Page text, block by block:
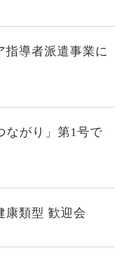
指導者派遣事業に
ながり」第1号で
康類型 歓迎会